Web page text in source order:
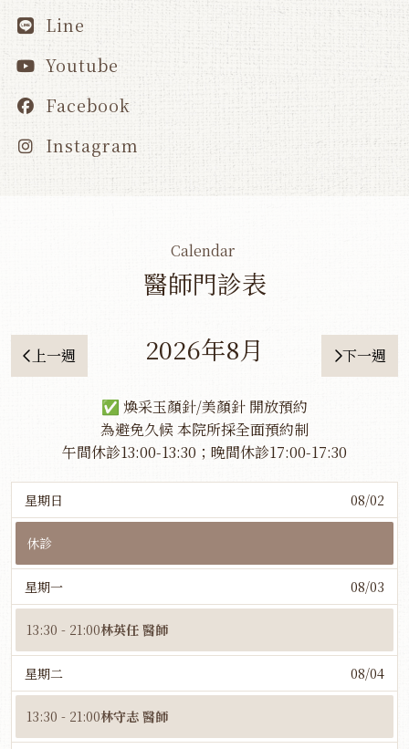
Line
Youtube
Facebook
Instagram
醫師門診表
Calendar
上一週 2026年8月 下一週
✅ 煥采玉顏針/美顏針 開放預約
為避免久候 本院所採全面預約制
午間休診13:00-13:30；晚間休診17:00-17:30
星期日 08/02
休診
星期一 08/03
13:30 - 21:00林英任 醫師
星期二 08/04
13:30 - 21:00林守志 醫師